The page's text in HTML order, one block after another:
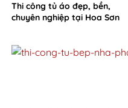
Thi công tủ áo đẹp, bền,
chuyên nghiệp tại Hoa Sơn